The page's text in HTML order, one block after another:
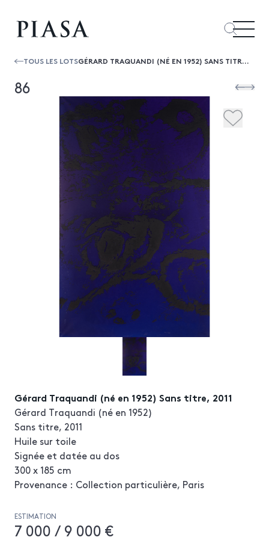
TOUS LES LOTS GÉRARD TRAQUANDI (NÉ EN 1952) SANS TITRE, 2011
86
Gérard Traquandi (né en 1952) Sans titre, 2011
Gérard Traquandi (né en 1952)
Sans titre, 2011
Huile sur toile
Signée et datée au dos
300 x 185 cm
Provenance : Collection particulière, Paris
ESTIMATION
7 000 / 9 000 €